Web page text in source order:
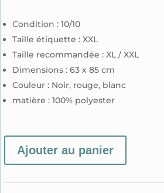
Condition : 10/10
Taille étiquette : XXL
Taille recommandée : XL / XXL
Dimensions : 63 x 85 cm
Couleur : Noir, rouge, blanc
matière : 100% polyester
Ajouter au panier